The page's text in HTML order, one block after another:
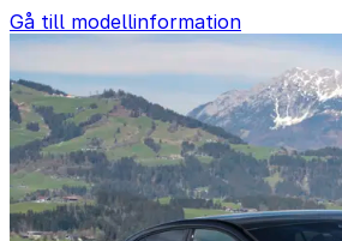
Gå till modellinformation